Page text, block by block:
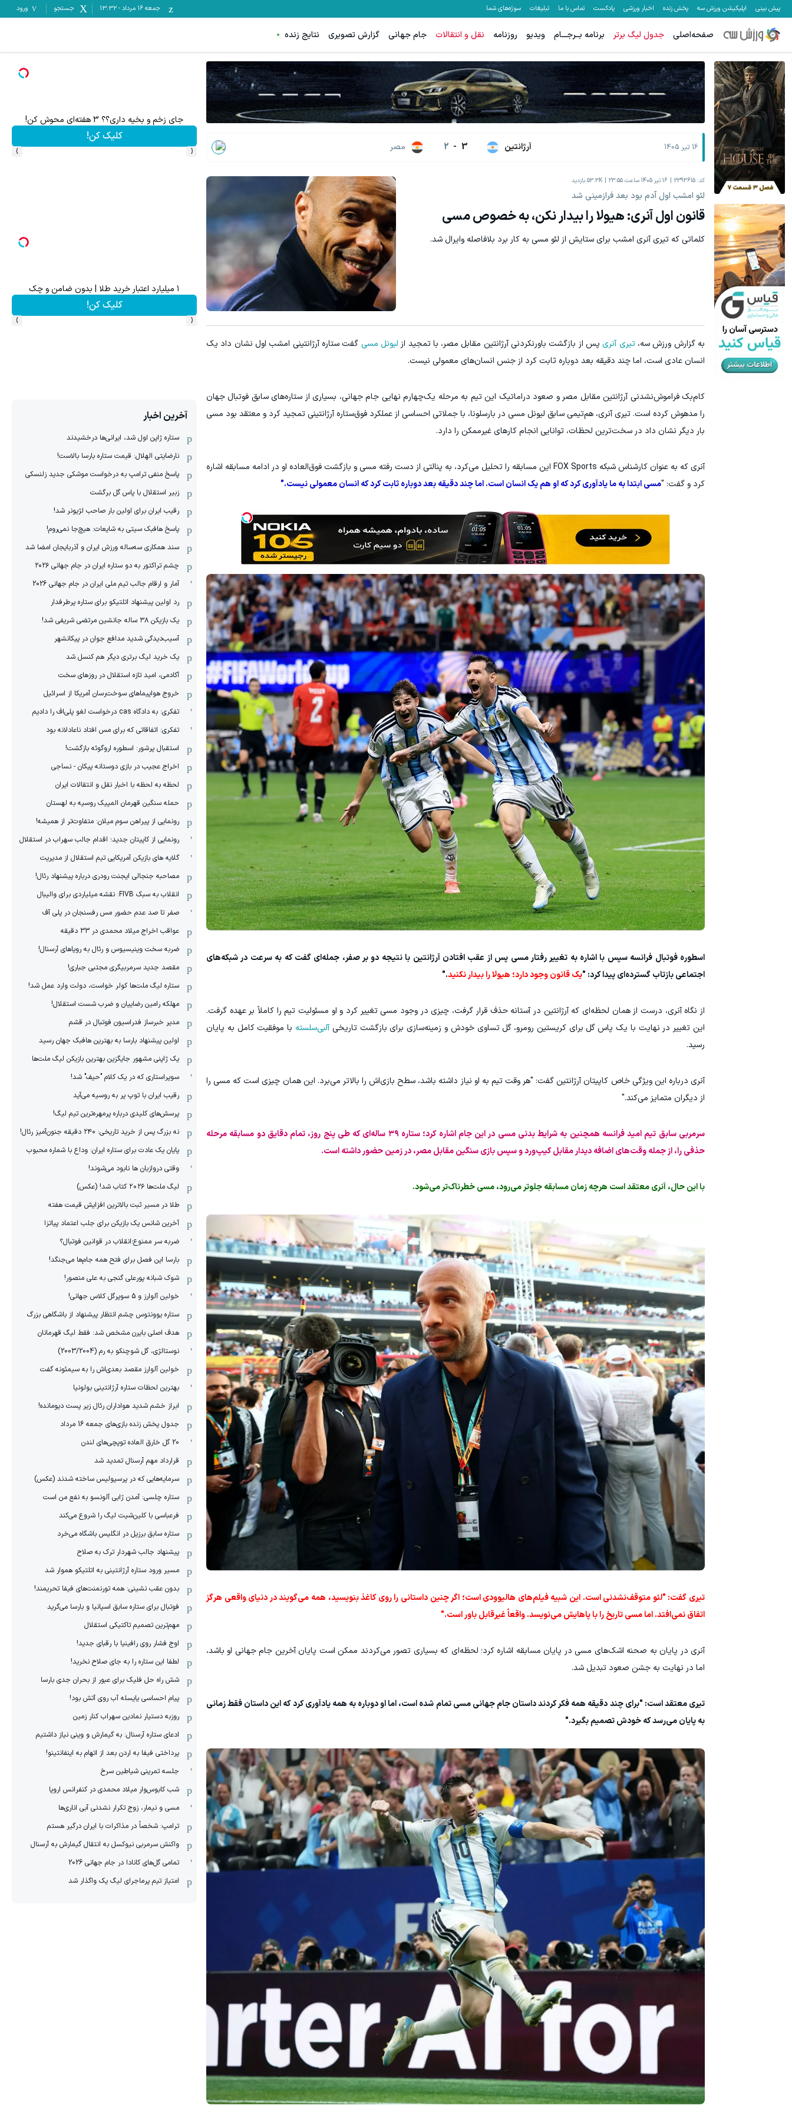
پیش بینی اپلیکیشن ورزش سه پخش زنده اخبار ورزشی پادکست تماس با ما تبلیغات سوژه‌های شما جمعه ۱۶ مرداد -
13:32 جستجو ورود
صفحه‌اصلی جدول لیگ برتر برنامه بــرجـــام ویدیو روزنامه نقل و انتقالات جام جهانی گزارش تصویری نتایج زنده
16 تیر 1405 آرژانتین 3
-
2 مصر
کد: 2393615 16 تیر 1405 ساعت 23:55 53.3K بازدید
لئو امشب اول آدم بود بعد فرازمینی شد
قانون اول آنری: هیولا را بیدار نکن، به خصوص مسی
کلماتی که تیری آنری امشب برای ستایش از لئو مسی به کار برد بلافاصله وایرال شد.
به گزارش ورزش سه،تیری آنریپس از بازگشت باورنکردنی آرژانتین مقابل مصر، با تمجید از لیونل مسی گفت ستاره آرژانتینی امشب اول نشان داد یک
انسان عادی است، اما چند دقیقه بعد دوباره ثابت کرد از جنس انسان‌های معمولی نیست.
کام‌بک فراموش‌نشدنی آرژانتین مقابل مصر و صعود دراماتیک این تیم به مرحله یک‌چهارم نهایی جام جهانی، بسیاری از ستاره‌های سابق فوتبال جهان
را مدهوش کرده است. تیری آنری، هم‌تیمی سابق لیونل مسی در بارسلونا، با جملاتی احساسی از عملکرد فوق‌ستاره آرژانتینی تمجید کرد و معتقد بود مسی
بار دیگر نشان داد در سخت‌ترین لحظات، توانایی انجام کارهای غیرممکن را دارد.
آنری که به عنوان کارشناس شبکه FOX Sports این مسابقه را تحلیل می‌کرد، به پنالتی از دست رفته مسی و بازگشت فوق‌العاده او در ادامه مسابقه اشاره
کرد و گفت: "مسی ابتدا به ما یادآوری کرد که او هم یک انسان است. اما چند دقیقه بعد دوباره ثابت کرد که انسان معمولی نیست."
اسطوره فوتبال فرانسه سپس با اشاره به تغییر رفتار مسی پس از عقب افتادن آرژانتین با نتیجه دو بر صفر، جمله‌ای گفت که به سرعت در شبکه‌های
اجتماعی بازتاب گسترده‌ای پیدا کرد: "یک قانون وجود دارد؛ هیولا را بیدار نکنید."
از نگاه آنری، درست از همان لحظه‌ای که آرژانتین در آستانه حذف قرار گرفت، چیزی در وجود مسی تغییر کرد و او مسئولیت تیم را کاملاً بر عهده گرفت.
این تغییر در نهایت با یک پاس گل برای کریستین رومرو، گل تساوی خودش و زمینه‌سازی برای بازگشت تاریخیآلبی‌سلسته با موفقیت کامل به پایان
رسید.
آنری درباره این ویژگی خاص کاپیتان آرژانتین گفت: "هر وقت تیم به او نیاز داشته باشد، سطح بازی‌اش را بالاتر می‌برد. این همان چیزی است که مسی را
از دیگران متمایز می‌کند."
سرمربی سابق تیم امید فرانسه همچنین به شرایط بدنی مسی در این جام اشاره کرد؛ ستاره ۳۹ ساله‌ای که طی پنج روز، تمام دقایق دو مسابقه مرحله
حذفی را، از جمله وقت‌های اضافه دیدار مقابل کیپ‌ورد و سپس بازی سنگین مقابل مصر، در زمین حضور داشته است.
با این حال، آنری معتقد است هرچه زمان مسابقه جلوتر می‌رود، مسی خطرناک‌تر می‌شود.
تیری گفت: "لئو متوقف‌نشدنی است. این شبیه فیلم‌های هالیوودی است؛ اگر چنین داستانی را روی کاغذ بنویسید، همه می‌گویند در دنیای واقعی هرگز
اتفاق نمی‌افتد. اما مسی تاریخ را با پاهایش می‌نویسد. واقعاً غیرقابل باور است."
آنری در پایان به صحنه اشک‌های مسی در پایان مسابقه اشاره کرد؛ لحظه‌ای که بسیاری تصور می‌کردند ممکن است پایان آخرین جام جهانی او باشد،
اما در نهایت به جشن صعود تبدیل شد.
تیری معتقد است: "برای چند دقیقه همه فکر کردند داستان جام جهانی مسی تمام شده است، اما او دوباره به همه یادآوری کرد که این داستان فقط زمانی
به پایان می‌رسد که خودش تصمیم بگیرد."
هنوز 50 تتر رو دریافت نکردی؟ | رایگان ثبت نام کن و رایگان شروع کن! به بزرگترین جشنواره ایمپلنت تهران خوش اومدید! | فقط ۲۵ میلیون ! جای بخیه داری؟؟ فقط در 3 هفته ترمیمش کن!😍 جای زخم و بخیه داری؟؟ 3 هفته‌ای محوش کن!
کلیک کن!
‹
›
دیگه هیچ‌جا گرما اذیتت نمیکنه!! تخفیف ویژه رو از دست نده پنکه مه پاش دو طبقه شارژی ( ارسال به سراسر کشور)
باتخفیف بخر
۱ میلیارد اعتبار خرید طلا | بدون ضامن و چک
کلیک کن!
‹
›
آخرین اخبار
ستاره ژاپن اول شد، ایرانی‌ها درخشیدند
نارضایتی الهلال: قیمت ستاره بارسا بالاست!
پاسخ منفی ترامپ به درخواست موشکی جدید زلنسکی
زبیر استقلال با پاس گل برگشت
رقیب ایران برای اولین بار صاحب لژیونر شد!
پاسخ هافبک سیتی به شایعات: هیچ‌جا نمی‌روم!
سند همکاری سه‌ساله‌ ‌ورزش ایران و آذربایجان امضا شد
چشم تراکتور به دو ستاره ایران در جام جهانی ۲۰۲۶
آمار و ارقام جالب تیم ملی ایران در جام جهانی 2026
رد اولین پیشنهاد اتلتیکو برای ستاره پرطرفدار
یک بازیکن ۳۸ ساله جانشین مرتضی شریفی شد!
آسیب‌دیدگی شدید مدافع جوان در پیکانشهر
یک خرید لیگ برتری دیگر هم کنسل شد
آکادمی، امید تازه استقلال در روزهای سخت
خروج هواپیماهای سوخت‌رسان آمریکا از اسرائیل
تفکری: به دادگاه cas درخواست لغو پلی‌اف را دادیم
تفکری: اتفاقاتی که برای مس افتاد ناعادلانه بود
استقبال پرشور: اسطوره اروگوئه بازگشت!
اخراج عجیب در بازی دوستانه پیکان - نساجی
لحظه به لحظه با اخبار نقل و انتقالات ایران
حمله سنگین قهرمان المپیک روسیه به لهستان
رونمایی از پیراهن سوم میلان: متفاوت‌تر از همیشه!
رونمایی از کاپیتان جدید؛ اقدام جالب سهراب در استقلال
گلایه های بازیکن آمریکایی تیم استقلال از مدیریت
مصاحبه جنجالی ایجنت رودری درباره پیشنهاد رئال!
انقلاب به سبک FIVB: نقشه میلیاردی برای والیبال
صفر تا صد عدم حضور مس رفسنجان در پلی آف
عواقب اخراج میلاد محمدی در 33 دقیقه
ضربه سخت وینیسیوس و رئال به رویاهای آرسنال!
مقصد جدید سرمربیگری مجتبی جباری!
ستاره لیگ ملت‌ها کولر خواست، دولت وارد عمل شد!
مهلکه رامین رضاییان و ضرب شست استقلال!
مدیر خبرساز فدراسیون فوتبال در قشم
اولین پیشنهاد بارسا به بهترین هافبک جهان رسید
یک ژاپنی مشهور جایگزین بهترین بازیکن لیگ ملت‌ها
سوپراستاری که در یک کلام "حیف" شد!
رقیب ایران با توپ پر به روسیه می‌آید
پرسش‌های کلیدی درباره پرمهره‌ترین تیم لیگ!
نه بزرگ پس از خرید تاریخی: ۲۴۰ دقیقه جنون‌آمیز رئال!
پایان یک عادت برای ستاره ایران: وداع با شماره محبوب
وقتی دروازبان ها نابود می‌شوند!
لیگ ملت‌ها ٢٠٢۶ کتاب شد! (عکس)
طلا در مسیر ثبت بالاترین افزایش قیمت هفته
آخرین شانس یک بازیکن برای جلب اعتماد پیاتزا
ضربه سر ممنوع؛انقلاب در قوانین فوتبال؟
بارسا این فصل برای فتح همه جام‌ها می‌جنگد!
شوک شبانه پورعلی گنجی به علی منصور!
خولین آلوارز و 5 سوپرگل کلاس جهانی!
ستاره یوونتوس چشم انتظار پیشنهاد از باشگاهی بزرگ
هدف اصلی بایرن مشخص شد: فقط لیگ قهرمانان
نوستالژی، گل شوچنکو به رم (2003/2004)
خولین آلوارز مقصد بعدی‌اش را به سیمئونه گفت
بهترین لحظات ستاره آرژانتینی بولونیا
ابراز خشم شدید هواداران رئال زیر پست دیومانده!
جدول پخش زنده بازی‌های جمعه 16 مرداد
20 گل خارق العاده توپچی‌های لندن
قرارداد مهم آرسنال تمدید شد
سرمایه‌هایی که در پرسپولیس ساخته شدند (عکس)
ستاره چلسی: آمدن ژابی آلونسو به نفع من است
فرعباسی با کلین‌شیت لیگ را شروع می‌کند
ستاره سابق برزیل در انگلیس باشگاه می‌خرد
پیشنهاد جالب شهردار ترک به صلاح
مسیر ورود ستاره آرژانتینی به اتلتیکو هموار شد
بدون عقب نشینی: همه تورنمنت‌های فیفا تحریمند!
فوتبال برای ستاره سابق اسپانیا و بارسا می‌گرید
مهم‌ترین تصمیم تاکتیکی استقلال
اوج فشار روی رافینیا با رقبای جدید!
لطفا این ستاره را به جای صلاح نخرید!
شش راه حل فلیک برای عبور از بحران جدی بارسا
پیام احساسی یایسله آب روی آتش بود!
روزبه دستیار نمادین سهراب کنار زمین
ادعای ستاره آرسنال: به گیمارش و وینی نیاز داشتیم
پرداختی فیفا به اردن بعد از اتهام به اینفانتینو!
جلسه تمرینی شیاطین سرخ
شب کابوس‌وار میلاد محمدی در کنفرانس اروپا
مسی و نیمار، زوج تکرار نشدنی آبی اناری‌ها
ترامپ: شخصاً در مذاکرات با ایران درگیر هستم
واکنش سرمربی نیوکسل به انتقال گیمارش به آرسنال
تمامی گل‌های کانادا در جام جهانی 2026
امتیاز تیم پرماجرای لیگ یک واگذار شد